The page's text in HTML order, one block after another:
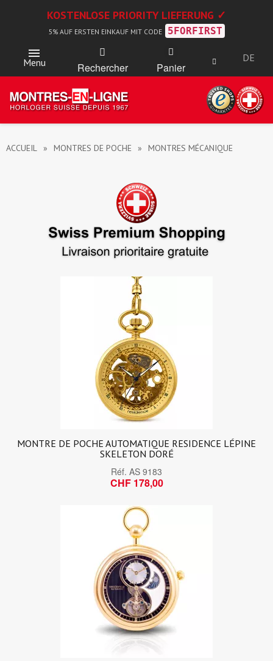
KOSTENLOSE PRIORITY LIEFERUNG ✓
5% AUF ERSTEN EINKAUF MIT CODE 5FORFIRST
Menu Rechercher Panier
DE
ACCUEIL MONTRES DE POCHE MONTRES MÉCANIQUE
MONTRE DE POCHE AUTOMATIQUE RESIDENCE LÉPINE
SKELETON DORÉ
Réf. AS 9183
CHF 178,00